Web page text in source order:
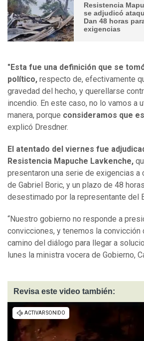
Resistencia
se adjudicó
Dan 48 horas
exigencias
"Esta fue una definición que se
político, respecto de, efectivamente
gravedad del hecho, y querellarse
incendio. En este caso, no lo vamos a
manera, porque consideramos que
explicó Dresdner.
El atentado del viernes fue
Resistencia Mapuche Lavkenche,
presentaron una serie de exigencias a
de Gabriel Boric, y un plazo de 48
desestimado por la representante del
“Nuestro gobierno no responde a
convicciones, y tenemos la convicción
camino del diálogo para llegar a
lunes la ministra vocera de Gobierno,
Revisa este video también: